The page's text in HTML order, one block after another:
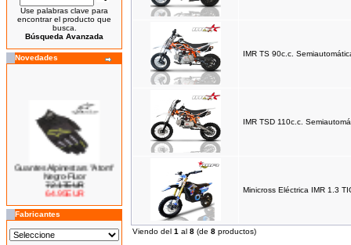
Use palabras clave para
encontrar el producto que
busca.
Búsqueda Avanzada
Novedades
Guantes Alpinestars "Atom"
Negro-Fluor
72.17EUR
64.95EUR
---------
Fabricantes
IMR TS 90c.c.
IMR TSD 110c.c.
Minicross Eléctrica IMR 1.3
Viendo del 1 al 8 (de 8 productos)